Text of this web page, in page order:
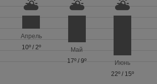
Апрель
10º/ 2º
Май
17º /9º
Июнь
22º / 15º